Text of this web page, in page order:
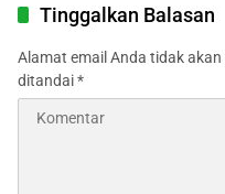
Tinggalkan Balasan
Alamat email Anda tidak
ditandai*